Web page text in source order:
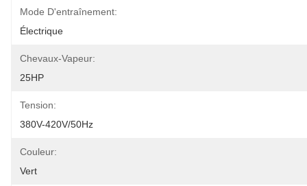
Mode D'entraînement:
Électrique
Chevaux-Vapeur:
25HP
Tension:
380V-420V/50Hz
Couleur:
Vert